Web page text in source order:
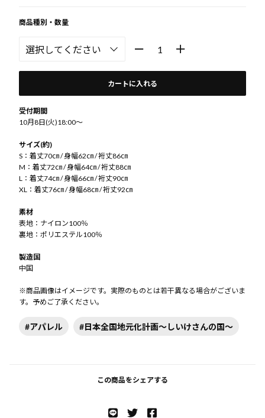
商品種別・数量
カートに入れる
受付期間
10月8日(火)18:00～
サイズ(約)
S：着丈70㎝ / 身幅62㎝ / 裄丈86㎝
M：着丈72㎝ / 身幅64㎝ / 裄丈88㎝
L：着丈74㎝ / 身幅66㎝ / 裄丈90㎝
XL：着丈76㎝ / 身幅68㎝ / 裄丈92㎝
素材
表地：ナイロン100％
裏地：ポリエステル100％
製造国
中国
※商品画像はイメージです。実際のものとは若干異なる場合がございま
す。予めご了承ください。
#アパレル #日本全国地元化計画〜しいけさんの国〜
この商品をシェアする